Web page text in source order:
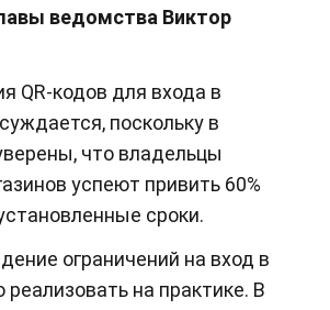
ведомства Виктор
QR-кодов для входа в
поскольку в
что владельцы
успеют привить 60%
сроки.
ограничений на вход в
на практике. В